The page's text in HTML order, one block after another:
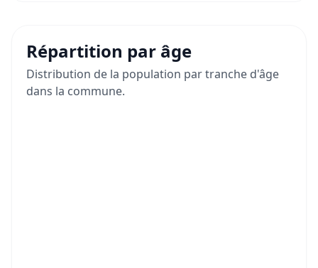
Répartition par âge
Distribution de la population par tranche d'âge
dans la commune.